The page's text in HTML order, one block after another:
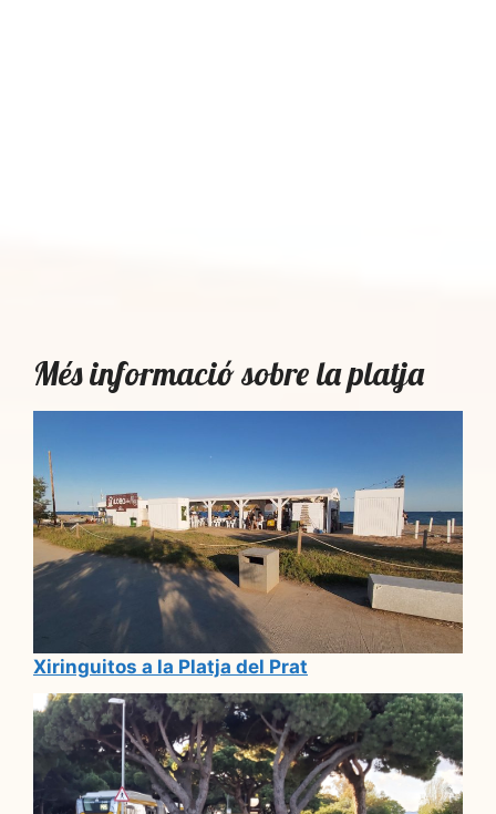
Més informació sobre la platja
Xiringuitos a la Platja del Prat